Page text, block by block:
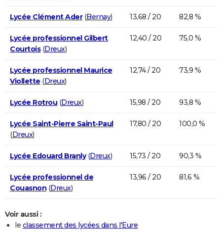
Lycée Clément Ader(Bernay) 13,68 / 20 82,8 %
Lycée professionnel Gilbert
Courtois(Dreux)
12,40 / 20 75,0 %
Lycée professionnel Maurice
Viollette (Dreux)
12,74 / 20 73,9 %
Lycée Rotrou (Dreux) 15,98 / 20 93,8 %
Lycée Saint-Pierre Saint-Paul
(Dreux)
17,80 / 20 100,0 %
Lycée Edouard Branly(Dreux) 15,73 / 20 90,3 %
Lycée professionnel de
Couasnon (Dreux)
13,96 / 20 81,6 %
Voir aussi :
le classement des lycées dans l'Eure